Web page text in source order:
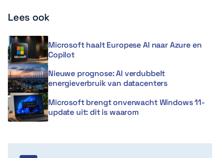
Lees ook
Microsoft haalt Europese AI naar Azure en
Copilot
Nieuwe prognose: AI verdubbelt
energieverbruik van datacenters
Microsoft brengt onverwacht Windows 11-
update uit: dit is waarom